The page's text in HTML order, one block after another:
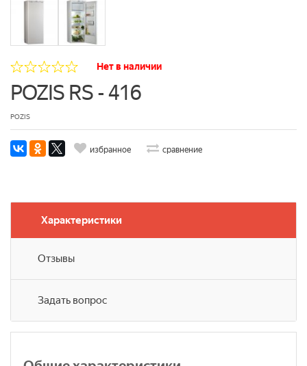
Нет в наличии
POZIS RS - 416
POZIS
избранное сравнение
Характеристики
Отзывы
Задать вопрос